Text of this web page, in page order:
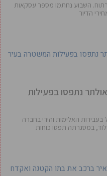
השבוע נחתמו מספר עסקאות
הדיור
נתפסו בפעילות
האלימות והירי בחברה
במסגרתה תפסו כוחות